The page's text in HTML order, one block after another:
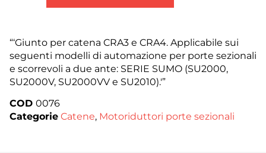
“‘Giunto per catena CRA3 e CRA4. Applicabile sui
seguenti modelli di automazione per porte sezionali
e scorrevoli a due ante: SERIE SUMO (SU2000,
SU2000V, SU2000VV e SU2010).'”
COD 0076
Categorie Catene, Motoriduttori porte sezionali